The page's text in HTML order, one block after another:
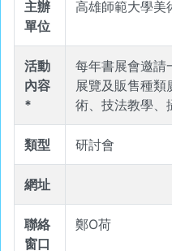
主辦
單位
高雄師範大學美
活動
內容
*
每年書展會邀請
展覽及販售種
術、技法教學、
類型 研討會
網址
聯絡
窗口
鄭O荷